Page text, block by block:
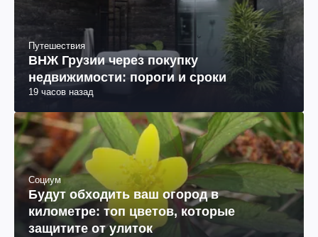
Путешествия
ВНЖ Грузии через покупку
недвижимости: пороги и сроки
19 часов назад
Социум
Будут обходить ваш огород в
километре: топ цветов, которые
защитите от улиток